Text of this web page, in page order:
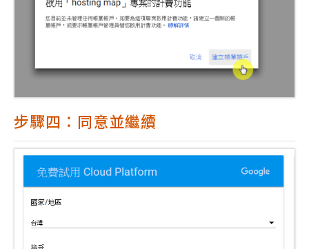
步驟四：同意並繼續